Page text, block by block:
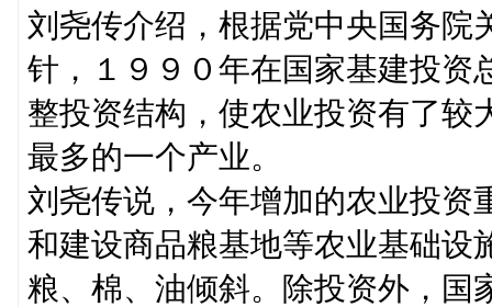
刘尧传介绍，根据党中央国务院
针，１９９０年在国家基建投资
整投资结构，使农业投资有了较
最多的一个产业。
刘尧传说，今年增加的农业投资
和建设商品粮基地等农业基础设
粮、棉、油倾斜。除投资外，国